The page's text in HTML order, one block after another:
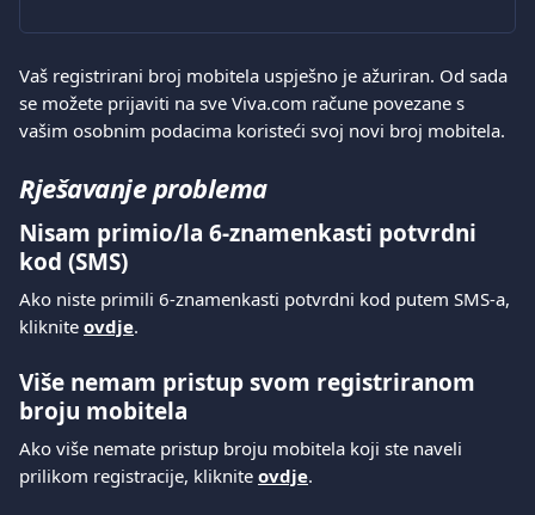
Vaš registrirani broj mobitela uspješno je ažuriran. Od sada
se možete prijaviti na sve Viva.com račune povezane s
vašim osobnim podacima koristeći svoj novi broj mobitela.
Rješavanje problema
Nisam primio/la 6-znamenkasti potvrdni
kod (SMS)
Ako niste primili 6-znamenkasti potvrdni kod putem SMS-a,
kliknite ovdje.
Više nemam pristup svom registriranom
broju mobitela
Ako više nemate pristup broju mobitela koji ste naveli
prilikom registracije, kliknite ovdje.